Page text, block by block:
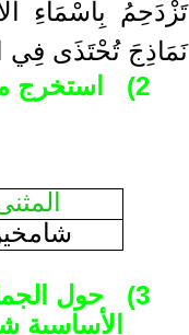
تَزْدَحِمُ بِأَسْمَاءِ
نَمَاذِجَ تُحْتَذَى فِي
2)
استخرج
3)
حول